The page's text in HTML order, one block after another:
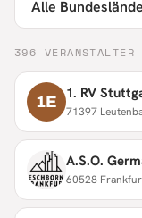
396 VERANSTALTER
1E 1. RV
71397
A.S.O.
60528